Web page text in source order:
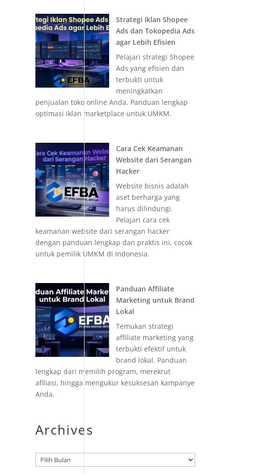
Strategi Iklan Shopee
Ads dan Tokopedia Ads
agar Lebih Efisien
Pelajari strategi Shopee
Ads yang efisien dan
terbukti untuk
meningkatkan
penjualan toko online Anda. Panduan lengkap
optimasi iklan marketplace untuk UMKM.
Cara Cek Keamanan
Website dari Serangan
Hacker
Website bisnis adalah
aset berharga yang
harus dilindungi.
Pelajari cara cek
keamanan website dari serangan hacker
dengan panduan lengkap dan praktis ini, cocok
untuk pemilik UMKM di Indonesia.
Panduan Affiliate
Marketing untuk Brand
Lokal
Temukan strategi
affiliate marketing yang
terbukti efektif untuk
brand lokal. Panduan
lengkap dari memilih program, merekrut
afiliasi, hingga mengukur kesuksesan kampanye
Anda.
Archives
Arsip